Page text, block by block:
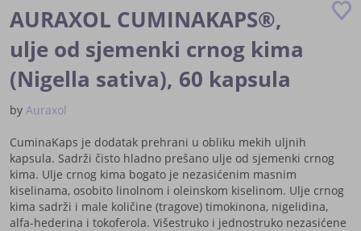
to
the
beginning
of
the
images
gallery
AURAXOL CUMINAKAPS®,
ulje od sjemenki crnog kima
(Nigella sativa), 60 kapsula
by Auraxol
CuminaKaps je dodatak prehrani u obliku mekih uljnih
kapsula. Sadrži čisto hladno prešano ulje od sjemenki crnog
kima. Ulje crnog kima bogato je nezasićenim masnim
kiselinama, osobito linolnom i oleinskom kiselinom. Ulje crnog
kima sadrži i male količine (tragove) timokinona, nigelidina,
alfa-hederina i tokoferola. Višestruko i jednostruko nezasićene